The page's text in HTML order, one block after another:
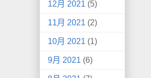
12月 2021 (5)
11月 2021 (2)
10月 2021 (1)
9月 2021 (6)